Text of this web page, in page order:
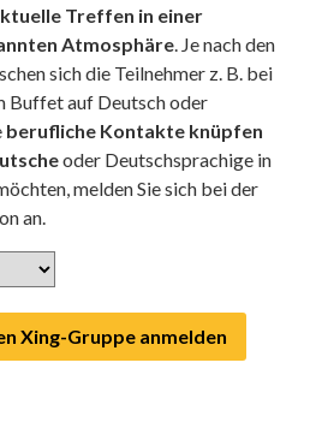
Treffen in einer
Atmosphäre. Je nach den
sich die Teilnehmer z. B. bei
Buffet auf Deutsch oder
berufliche Kontakte knüpfen
oder Deutschsprachige in
melden Sie sich bei der
an.